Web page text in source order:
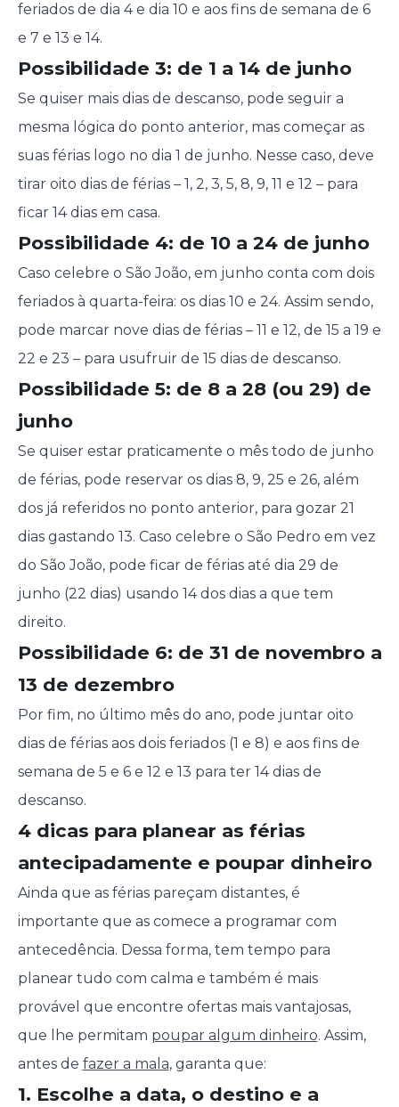
feriados de dia 4 e dia 10 e aos fins de semana de 6
e 7 e 13 e 14.
Possibilidade 3: de 1 a 14 de junho
Se quiser mais dias de descanso, pode seguir a
mesma lógica do ponto anterior, mas começar as
suas férias logo no dia 1 de junho. Nesse caso, deve
tirar oito dias de férias – 1, 2, 3, 5, 8, 9, 11 e 12 – para
ficar 14 dias em casa.
Possibilidade 4: de 10 a 24 de junho
Caso celebre o São João, em junho conta com dois
feriados à quarta-feira: os dias 10 e 24. Assim sendo,
pode marcar nove dias de férias – 11 e 12, de 15 a 19 e
22 e 23 – para usufruir de 15 dias de descanso.
Possibilidade 5: de 8 a 28 (ou 29) de
junho
Se quiser estar praticamente o mês todo de junho
de férias, pode reservar os dias 8, 9, 25 e 26, além
dos já referidos no ponto anterior, para gozar 21
dias gastando 13. Caso celebre o São Pedro em vez
do São João, pode ficar de férias até dia 29 de
junho (22 dias) usando 14 dos dias a que tem
direito.
Possibilidade 6: de 31 de novembro a
13 de dezembro
Por fim, no último mês do ano, pode juntar oito
dias de férias aos dois feriados (1 e 8) e aos fins de
semana de 5 e 6 e 12 e 13 para ter 14 dias de
descanso.
4 dicas para planear as férias
antecipadamente e poupar dinheiro
Ainda que as férias pareçam distantes, é
importante que as comece a programar com
antecedência. Dessa forma, tem tempo para
planear tudo com calma e também é mais
provável que encontre ofertas mais vantajosas,
que lhe permitam poupar algum dinheiro. Assim,
antes de fazer a mala, garanta que:
1. Escolhe a data, o destino e a